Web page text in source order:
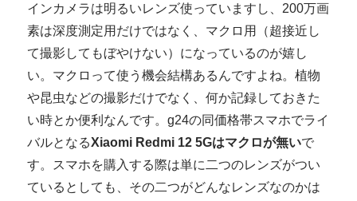
インカメラは明るいレンズ使っていますし、200万画
素は深度測定用だけではなく、マクロ用（超接近し
て撮影してもぼやけない）になっているのが嬉し
い。マクロって使う機会結構あるんですよね。植物
や昆虫などの撮影だけでなく、何か記録しておきた
い時とか便利なんです。g24の同価格帯スマホでライ
バルとなるXiaomi Redmi 12 5Gはマクロが無いで
す。スマホを購入する際は単に二つのレンズがつい
ているとしても、その二つがどんなレンズなのかは